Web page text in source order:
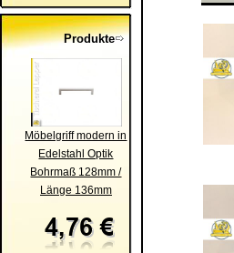
Produkte
Möbelgriff modern in
Edelstahl Optik
Bohrmaß 128mm /
Länge 136mm